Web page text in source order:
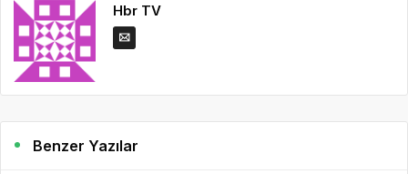
Hbr TV
Benzer Yazılar